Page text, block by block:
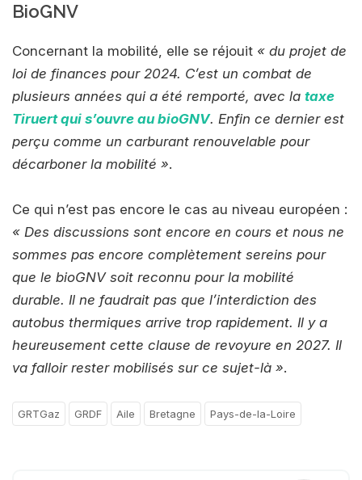
BioGNV
Concernant la mobilité, elle se réjouit « du projet de
loi de finances pour 2024. C’est un combat de
plusieurs années qui a été remporté, avec la taxe
Tiruert qui s’ouvre au bioGNV. Enfin ce dernier est
perçu comme un carburant renouvelable pour
décarboner la mobilité ».
Ce qui n’est pas encore le cas au niveau européen :
« Des discussions sont encore en cours et nous ne
sommes pas encore complètement sereins pour
que le bioGNV soit reconnu pour la mobilité
durable. Il ne faudrait pas que l’interdiction des
autobus thermiques arrive trop rapidement. Il y a
heureusement cette clause de revoyure en 2027. Il
va falloir rester mobilisés sur ce sujet-là ».
GRTGaz GRDF Aile Bretagne Pays-de-la-Loire